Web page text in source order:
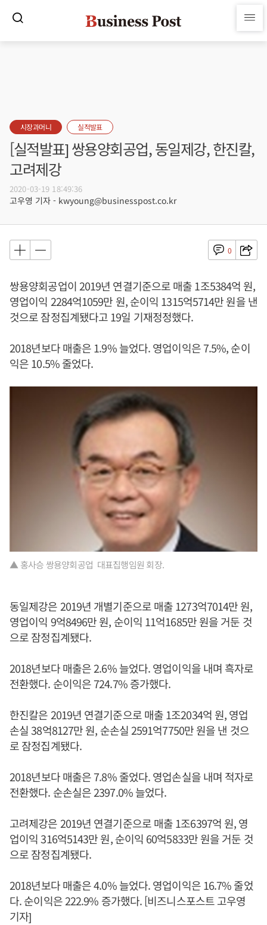
시장과머니 실적발표
[실적발표] 쌍용양회공업, 동일제강, 한진칼,
고려제강
2020-03-19 18:49:36
고우영 기자 - kwyoung@businesspost.co.kr
0
쌍용양회공업이 2019년 연결기준으로 매출 1조5384억 원,
영업이익 2284억1059만 원, 순이익 1315억5714만 원을 낸
것으로 잠정집계됐다고 19일 기재정정했다.
2018년보다 매출은 1.9% 늘었다. 영업이익은 7.5%, 순이
익은 10.5% 줄었다.
▲ 홍사승 쌍용양회공업 대표집행임원 회장.
동일제강은 2019년 개별기준으로 매출 1273억7014만 원,
영업이익 9억8496만 원, 순이익 11억1685만 원을 거둔 것
으로 잠정집계됐다.
2018년보다 매출은 2.6% 늘었다. 영업이익을 내며 흑자로
전환했다. 순이익은 724.7% 증가했다.
한진칼은 2019년 연결기준으로 매출 1조2034억 원, 영업
손실 38억8127만 원, 순손실 2591억7750만 원을 낸 것으
로 잠정집계됐다.
2018년보다 매출은 7.8% 줄었다. 영업손실을 내며 적자로
전환했다. 순손실은 2397.0% 늘었다.
고려제강은 2019년 연결기준으로 매출 1조6397억 원, 영
업이익 316억5143만 원, 순이익 60억5833만 원을 거둔 것
으로 잠정집계됐다.
2018년보다 매출은 4.0% 늘었다. 영업이익은 16.7% 줄었
다. 순이익은 222.9% 증가했다. [비즈니스포스트 고우영
기자]